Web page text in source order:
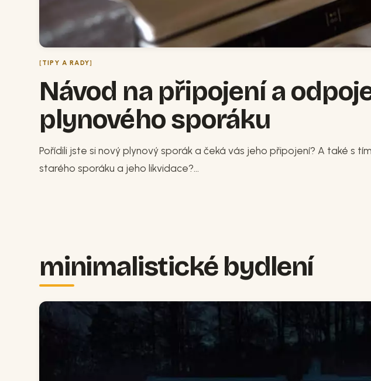
Návod na připojení a
plynového sporáku
Pořídili jste si nový plynový sporák a čeká vás jeho připojení? A také s
starého sporáku a jeho likvidace?...
TIPY A RADY
minimalistické bydlení